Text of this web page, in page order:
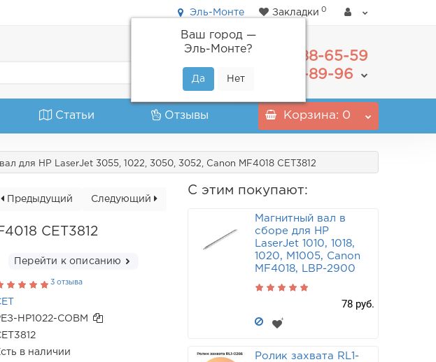
Эль-Монте
Ваш город —
Эль-Монте?
Закладки 0
488-65-59
+7(800) 555-89-96
Статьи Отзывы Корзина: 0
для HP LaserJet 3055, 1022, 3050, 3052, Canon MF4018 CET3812
Следующий
Предыдущий
CET3812
Перейти к описанию
3 отзыва
HP1022-СОВМ
в наличии
С этим покупают:
Магнитный вал в
сборе для HP
LaserJet 1010, 1018,
1020, M1005, Canon
MF4018, LBP-2900
78 руб.
Ролик захвата RL1-